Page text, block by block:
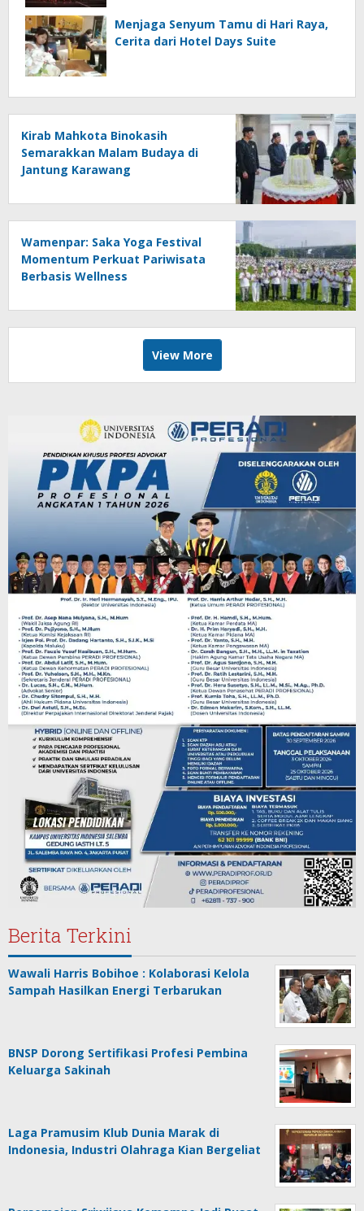
Menjaga Senyum Tamu di Hari Raya,
Cerita dari Hotel Days Suite
Kirab Mahkota Binokasih
Semarakkan Malam Budaya di
Jantung Karawang
Wamenpar: Saka Yoga Festival
Momentum Perkuat Pariwisata
Berbasis Wellness
View More
Berita Terkini
Wawali Harris Bobihoe : Kolaborasi Kelola
Sampah Hasilkan Energi Terbarukan
BNSP Dorong Sertifikasi Profesi Pembina
Keluarga Sakinah
Laga Pramusim Klub Dunia Marak di
Indonesia, Industri Olahraga Kian Bergeliat